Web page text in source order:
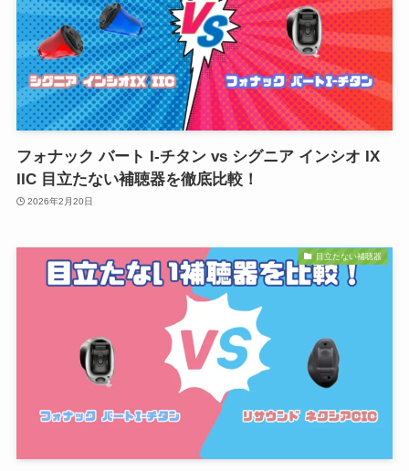
フォナック バート I-チタン vs シグニア インシオ IX
IIC 目立たない補聴器を徹底比較！
2026年2月20日
目立たない補聴器